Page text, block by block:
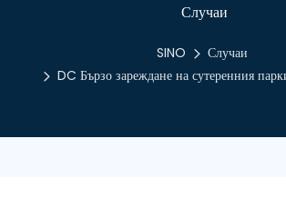
Случаи
SINO
Случаи
DC Бързо зареждане на сутеренния